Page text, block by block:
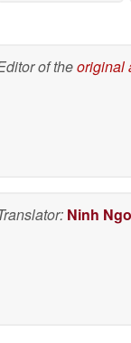
of theoriginal
Ninh